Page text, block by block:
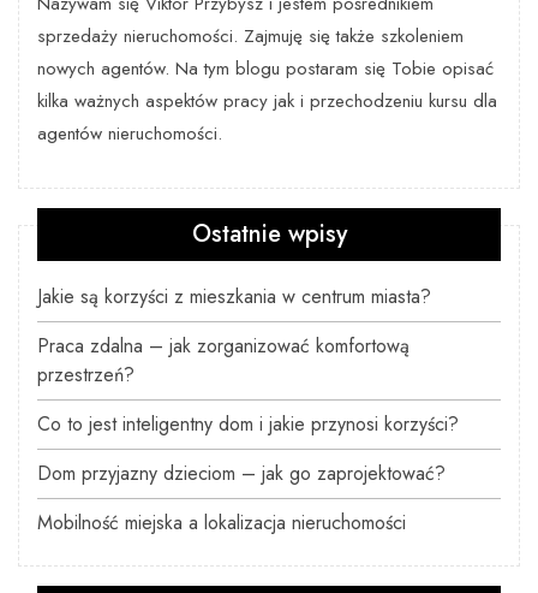
sprzedaży nieruchomości. Zajmuję się także szkoleniem
nowych agentów. Na tym blogu postaram się Tobie opisać
kilka ważnych aspektów pracy jak i przechodzeniu kursu dla
agentów nieruchomości.
Ostatnie wpisy
Jakie są korzyści z mieszkania w centrum miasta?
Praca zdalna – jak zorganizować komfortową
przestrzeń?
Co to jest inteligentny dom i jakie przynosi korzyści?
Dom przyjazny dzieciom – jak go zaprojektować?
Mobilność miejska a lokalizacja nieruchomości